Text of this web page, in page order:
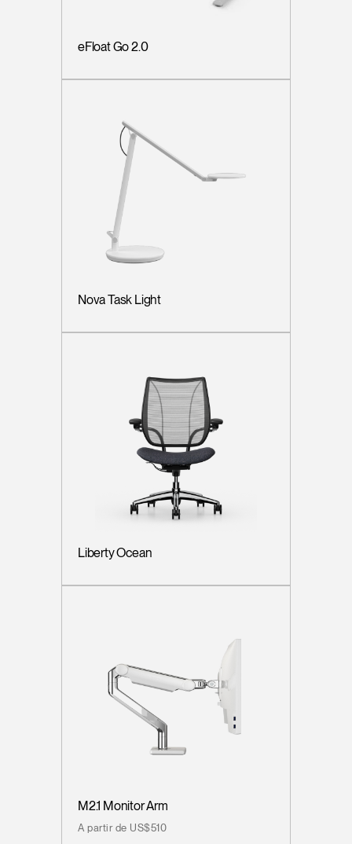
eFloat Go 2.0
Nova Task Light
Liberty Ocean
M2.1 Monitor Arm
A partir de US$510